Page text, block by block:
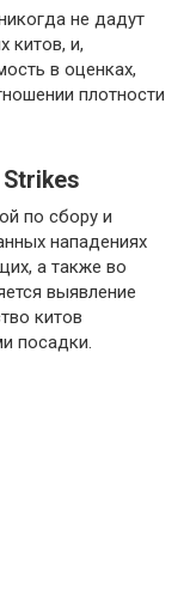
не дадут
китов, и,
в оценках,
плотности
Strikes
по сбору и
нападениях
а также во
выявление
китов
посадки.